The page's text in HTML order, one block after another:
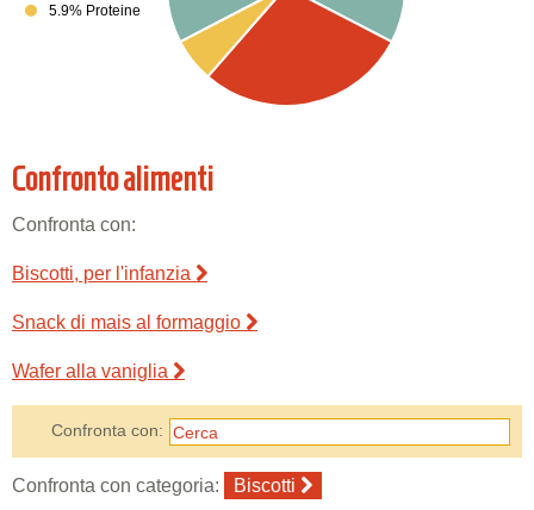
5.9% Proteine
Confronto alimenti
Confronta con:
Biscotti, per l'infanzia
Snack di mais al formaggio
Wafer alla vaniglia
Confronta con:
Confronta con categoria: Biscotti